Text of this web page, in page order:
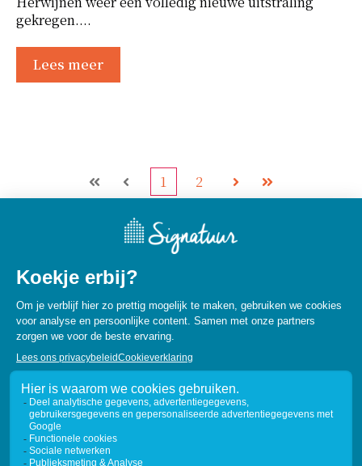
gekregen....
Lees meer
EersteVorige 1 2 VolgendeLaatste
© 2026 Signatuur Wonen
Algemene voorwaarden